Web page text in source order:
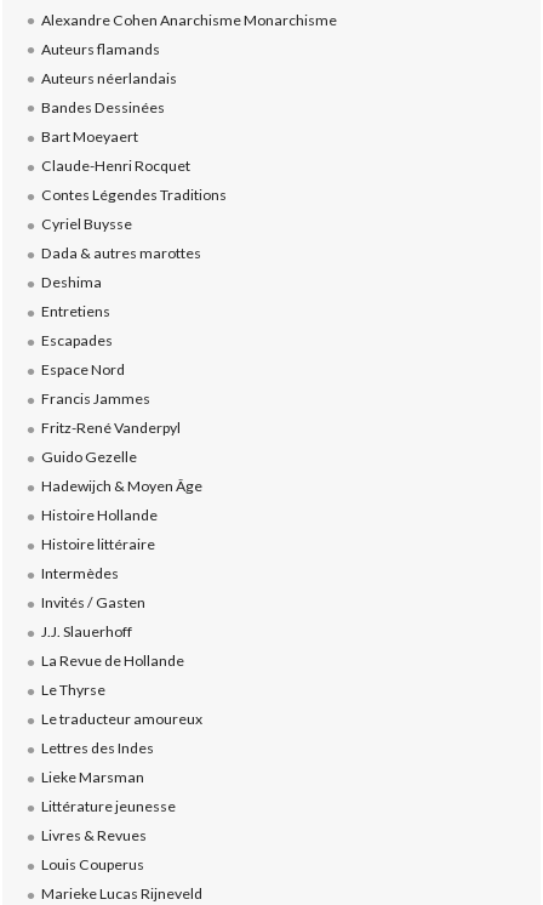
Alexandre Cohen Anarchisme Monarchisme
Auteurs flamands
Auteurs néerlandais
Bandes Dessinées
Bart Moeyaert
Claude-Henri Rocquet
Contes Légendes Traditions
Cyriel Buysse
Dada & autres marottes
Deshima
Entretiens
Escapades
Espace Nord
Francis Jammes
Fritz-René Vanderpyl
Guido Gezelle
Hadewijch & Moyen Âge
Histoire Hollande
Histoire littéraire
Intermèdes
Invités / Gasten
J.J. Slauerhoff
La Revue de Hollande
Le Thyrse
Le traducteur amoureux
Lettres des Indes
Lieke Marsman
Littérature jeunesse
Livres & Revues
Louis Couperus
Marieke Lucas Rijneveld